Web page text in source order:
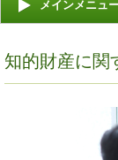
メインメニュ
知的財産に関